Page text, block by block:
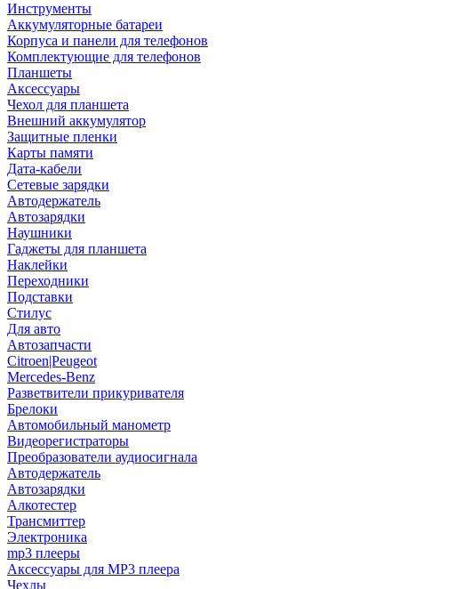
Инструменты
Аккумуляторные батареи
Корпуса и панели для телефонов
Комплектующие для телефонов
Планшеты
Аксессуары
Чехол для планшета
Внешний аккумулятор
Защитные пленки
Карты памяти
Дата-кабели
Сетевые зарядки
Автодержатель
Автозарядки
Наушники
Гаджеты для планшета
Наклейки
Переходники
Подставки
Стилус
Для авто
Автозапчасти
Citroen|Peugeot
Mercedes-Benz
Разветвители прикуривателя
Брелоки
Автомобильный манометр
Видеорегистраторы
Преобразователи аудиосигнала
Автодержатель
Автозарядки
Алкотестер
Трансмиттер
Электроника
mp3 плееры
Аксессуары для MP3 плеера
Чехлы